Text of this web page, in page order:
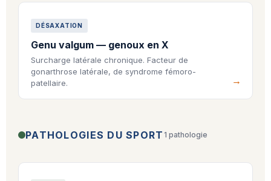
DÉSAXATION
Genu valgum — genoux en X
Surcharge latérale chronique. Facteur de
gonarthrose latérale, de syndrome fémoro-
patellaire.
PATHOLOGIES DU SPORT 1 pathologie